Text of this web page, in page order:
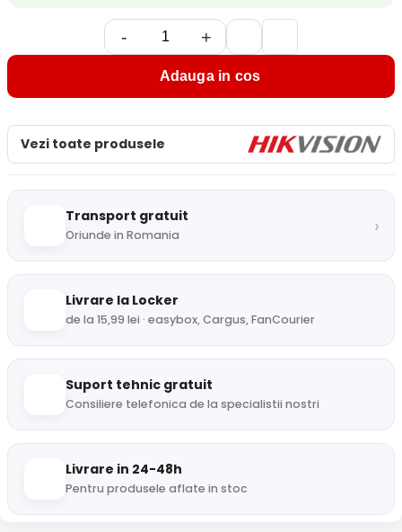
- +
Adauga in cos
Vezi toate produsele
Transport gratuit
Oriunde in Romania ›
Livrare la Locker
de la 15,99 lei · easybox, Cargus, FanCourier
Suport tehnic gratuit
Consiliere telefonica de la specialistii nostri
Livrare in 24-48h
Pentru produsele aflate in stoc